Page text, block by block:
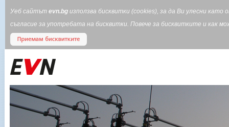
Уеб сайтът evn.bg използва бисквитки (cookies), за да Ви улесни
съгласие за употребата на бисквитки. Повече за бисквитките и